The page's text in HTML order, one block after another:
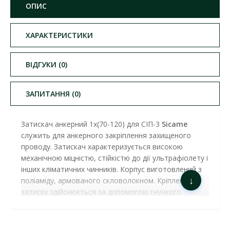
ОПИС
ХАРАКТЕРИСТИКИ
ВІДГУКИ (0)
ЗАПИТАННЯ (0)
Затискач анкерний 1х(70-120) для СІП-3 Sicame
служить для анкерного закріплення захищеного
проводу. Затискач характеризується високою
механічною міцністю, стійкістю до дії ультрафіолету і
інших кліматичних чинників. Корпус виготовлений з
поліаміду, армованого скловолокном. Кріплення
затиску здійснюється за допомогою гнучкого
↓